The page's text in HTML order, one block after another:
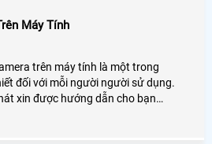
Máy Tính
trên máy tính là một trong
đối với mỗi người người sử dụng.
xin được hướng dẫn cho bạn